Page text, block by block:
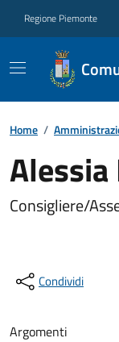
Regione Piemonte
Home /
Consigliere/
Condividi
Argomenti